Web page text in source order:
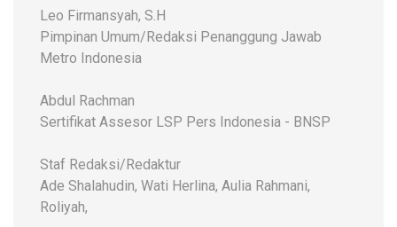
Leo Firmansyah, S.H
Pimpinan Umum/Redaksi Penanggung Jawab
Metro Indonesia
Abdul Rachman
Sertifikat Assesor LSP Pers Indonesia - BNSP
Staf Redaksi/Redaktur
Ade Shalahudin, Wati Herlina, Aulia Rahmani,
Roliyah,